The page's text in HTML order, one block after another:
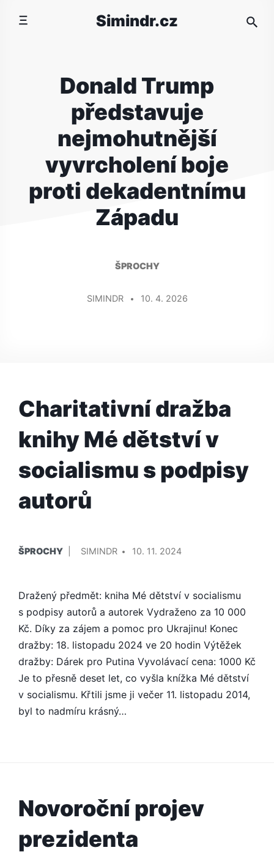
Simindr.cz
Donald Trump
představuje
nejmohutnější
vyvrcholení boje
proti dekadentnímu
Západu
ŠPROCHY
SIMINDR 10. 4. 2026
Charitativní dražba
knihy Mé dětství v
socialismu s podpisy
autorů
V
ŠPROCHY
SIMINDR
10. 11. 2024
Dražený předmět: kniha Mé dětství v socialismu
s podpisy autorů a autorek Vydraženo za 10 000
Kč. Díky za zájem a pomoc pro Ukrajinu! Konec
dražby: 18. listopadu 2024 ve 20 hodin Výtěžek
dražby: Dárek pro Putina Vyvolávací cena: 1000 Kč
Je to přesně deset let, co vyšla knížka Mé dětství
v socialismu. Křtili jsme ji večer 11. listopadu 2014,
byl to nadmíru krásný…
Novoroční projev
prezidenta